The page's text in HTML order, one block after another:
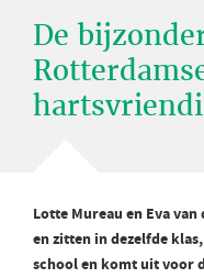
De
Lotte Mureau en Eva
en zitten in dezelfde
school en komt uit voor